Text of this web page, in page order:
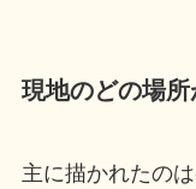
現地のどの場
主に描かれたの